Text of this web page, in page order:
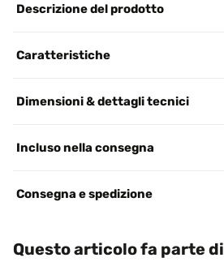
Descrizione del prodotto
Caratteristiche
Dimensioni & dettagli tecnici
Incluso nella consegna
Consegna e spedizione
Questo articolo fa parte di